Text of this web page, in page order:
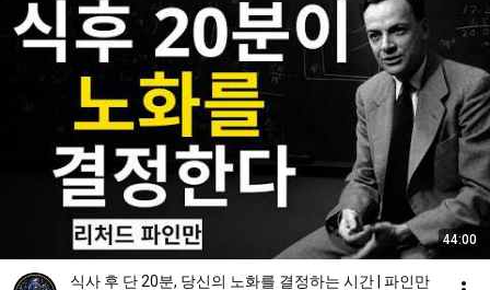
44:00
식사 후 단 20분, 당신의 노화를 결정하는 시간 | 파인만